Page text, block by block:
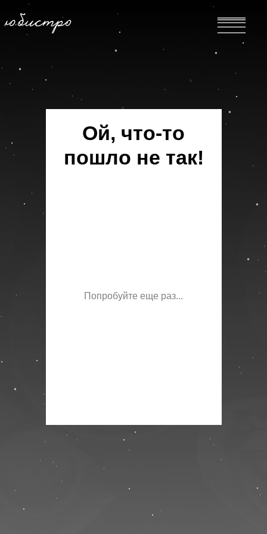
Ой, что-то
пошло не так!
Попробуйте еще раз...